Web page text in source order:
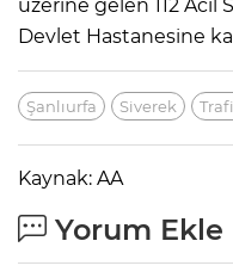
üzerine gelen 112 Acil
Devlet Hastanesine
Şanlıurfa Siverek
Kaynak: AA
Yorum Ekle